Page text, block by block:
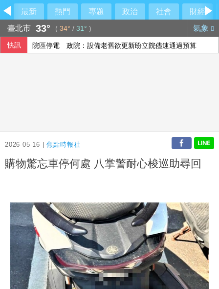
最新 熱門 專題 政治 社會
財經
臺北市 33° ( 34° / 31° ) 氣象
快訊 院區停電 政院：設備老舊欲更新盼立院儘速通過預算
2026-05-16 |焦點時報社
購物驚忘車停何處 八掌警耐心梭巡助尋回